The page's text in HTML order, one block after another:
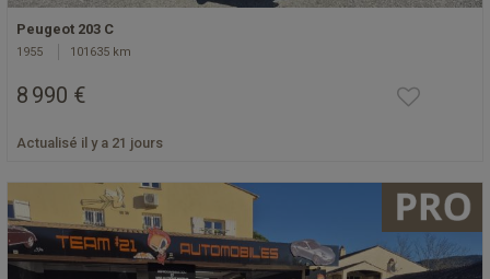
Peugeot 203 C
1955 101635 km
8 990 €
Actualisé il y a 21 jours